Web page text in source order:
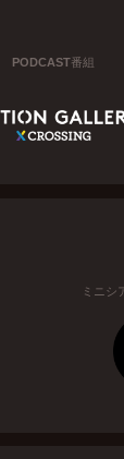
PODCAST番組
ミニシ